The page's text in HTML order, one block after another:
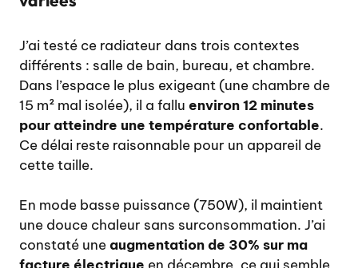
J’ai testé ce radiateur dans trois contextes
différents : salle de bain, bureau, et chambre.
Dans l’espace le plus exigeant (une chambre de
15 m² mal isolée), il a fallu environ 12 minutes
pour atteindre une température confortable.
Ce délai reste raisonnable pour un appareil de
cette taille.
En mode basse puissance (750W), il maintient
une douce chaleur sans surconsommation. J’ai
constaté uneaugmentation de 30% sur ma